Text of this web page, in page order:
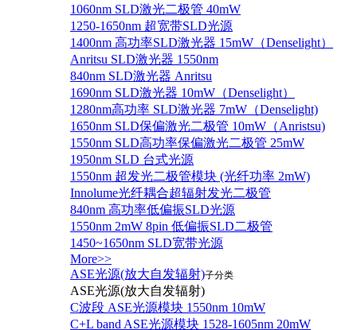
1060nm SLD激光二极管 40mW
1250-1650nm 超宽带SLD光源
1400nm 高功率SLD激光器 15mW（Denselight）
Anritsu SLD激光器 1550nm
840nm SLD激光器 Anritsu
1690nm SLD激光器 10mW（Denselight）
1280nm高功率 SLD激光器 7mW（Denselight)
1650nm SLD保偏激光二极管 10mW（Anristsu)
1550nm SLD高功率保偏激光二极管 25mW
1950nm SLD 台式光源
1550nm 超发光二极管模块 (光纤功率 2mW)
Innolume光纤耦合超辐射发光二极管
840nm 高功率低偏振SLD光源
1550nm 2mW 8pin 低偏振SLD二极管
1450~1650nm SLD宽带光源
More>>
ASE光源(放大自发辐射)子分类
ASE光源(放大自发辐射)
C波段 ASE光源模块 1550nm 10mW
C+L band ASE光源模块 1528-1605nm 20mW